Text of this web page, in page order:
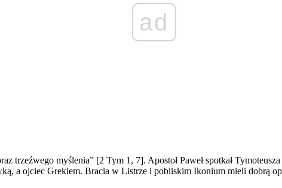
ad
trzeźwego myślenia” [2 Tym 1, 7]. Apostoł Paweł spotkał
a ojciec Grekiem. Bracia w Listrze i pobliskim Ikonium mieli dobrą